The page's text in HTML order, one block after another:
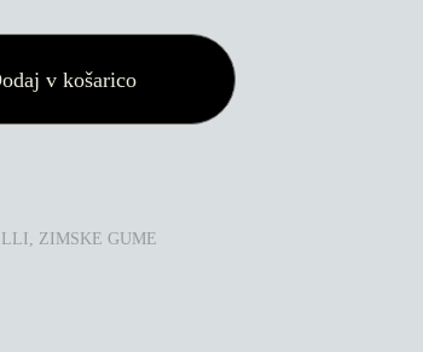
v košarico
ZIMSKE GUME